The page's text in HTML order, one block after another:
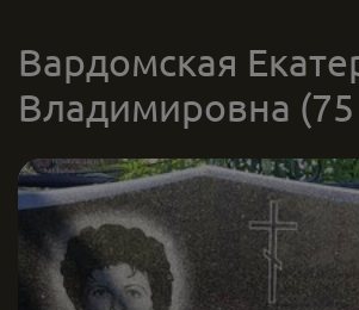
Вардомская
Владимировна